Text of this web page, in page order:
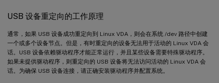
USB 设备重定向的工作原理
通常，如果 USB 设备成功重定向到 Linux VDA，则会在系统 /dev 路径中创建
一个或多个设备节点。但是，有时重定向的设备无法用于活动的 Linux VDA 会
话。USB 设备依赖驱动程序才能正常运行，并且某些设备需要特殊驱动程序。
如果未提供驱动程序，则重定向的 USB 设备将无法访问活动的 Linux VDA 会
话。为确保 USB 设备连接，请正确安装驱动程序并配置系统。